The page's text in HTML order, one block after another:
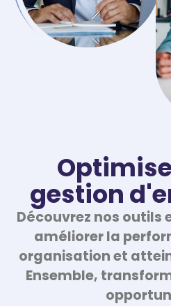
gestion
Découvrez nos outils
améliorer la
organisation et
Ensemble,